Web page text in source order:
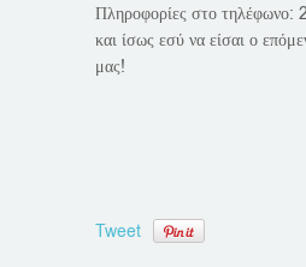
Πληροφορίες στο
και ίσως εσύ να είσαι ο
μας!
Tweet